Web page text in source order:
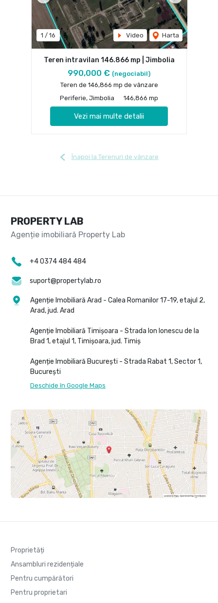
1 / 16 Video Harta
Teren intravilan 146.866 mp | Jimbolia
990,000 € (negociabil)
Teren de 146,866 mp de vânzare
Periferie, Jimbolia
146,866 mp
Vezi mai multe detalii
Înapoi la Terenuri de vânzare
PROPERTY LAB
+4 0374 484 484
suport@propertylab.ro
Agenție Imobiliară Arad - Calea Romanilor 17-19, etajul 2,
Arad, jud. Arad
Agenție Imobiliară Timișoara - Strada Ion Ionescu de la
Brad 1, etajul 1, Timișoara, jud. Timiș
Agenție Imobiliară București - Strada Rabat 1, Sector 1,
București
Deschide în Google Maps
Proprietăți
Ansambluri rezidențiale
Pentru cumpărători
Pentru proprietari